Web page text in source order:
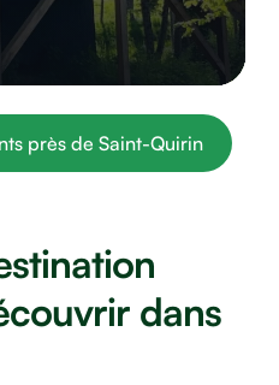
près de Saint-Quirin
dans